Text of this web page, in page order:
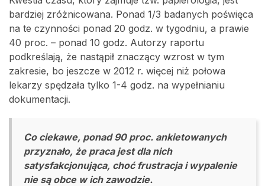
bardziej zróżnicowana. Ponad 1/3 badanych poświęca
na te czynności ponad 20 godz. w tygodniu, a prawie
40 proc. – ponad 10 godz. Autorzy raportu
podkreślają, że nastąpił znaczący wzrost w tym
zakresie, bo jeszcze w 2012 r. więcej niż połowa
lekarzy spędzała tylko 1-4 godz. na wypełnianiu
dokumentacji.
Co ciekawe, ponad 90 proc. ankietowanych
przyznało, że praca jest dla nich
satysfakcjonująca, choć frustracja i wypalenie
nie są obce w ich zawodzie.